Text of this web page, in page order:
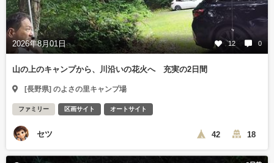
2026年8月01日 12 0
山の上のキャンプから、川沿いの花火へ 充実の2日間
[長野県] のよさの里キャンプ場
ファミリー 区画サイト オートサイト
セツ 42 18